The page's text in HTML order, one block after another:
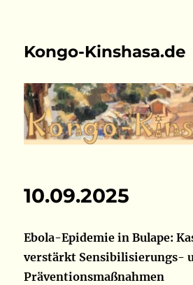
Kongo-Kinshasa.de
10.09.2025
Ebola-Epidemie in Bulape:
verstärkt Sensibilisierungs-
Präventionsmaßnahmen